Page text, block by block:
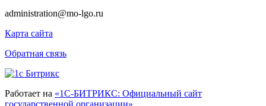
administration@mo-lgo.ru
Карта сайта
Обратная связь
Работает на «1С-БИТРИКС: Официальный сайт